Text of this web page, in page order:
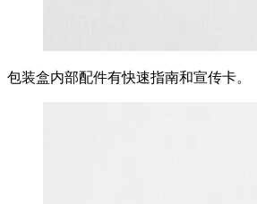
包装盒内部配件有快速指南和宣传卡。